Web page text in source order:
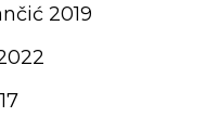
2019